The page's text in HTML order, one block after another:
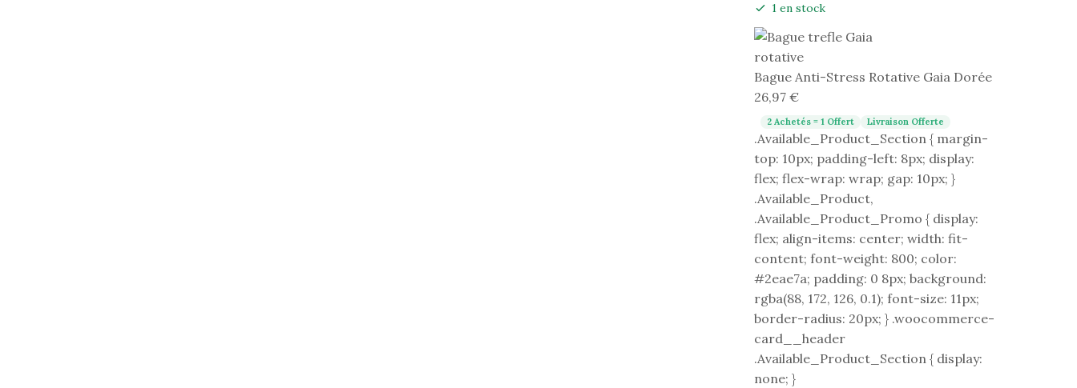
1 en stock
Bague Anti-Stress Rotative Gaia Dorée
26,97€
2 Achetés = 1 Offert Livraison Offerte
.Available_Product_Section { margin-
top: 10px; padding-left: 8px; display:
flex; flex-wrap: wrap; gap: 10px; }
.Available_Product,
.Available_Product_Promo { display:
flex; align-items: center; width: fit-
content; font-weight: 800; color:
#2eae7a; padding: 0 8px; background:
rgba(88, 172, 126, 0.1); font-size: 11px;
border-radius: 20px; } .woocommerce-
card__header
.Available_Product_Section { display:
none; }